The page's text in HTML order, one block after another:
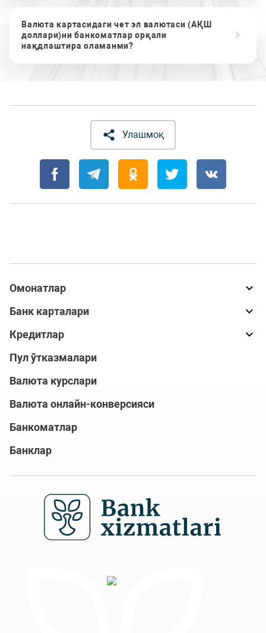
Валюта картасидаги чет эл валютаси (АҚШ
доллари)ни банкоматлар орқали
нақдлаштира оламанми?
Улашмоқ
Омонатлар
Банк карталари
Кредитлар
Пул ўтказмалари
Валюта курслари
Валюта онлайн-конверсияси
Банкоматлар
Банклар